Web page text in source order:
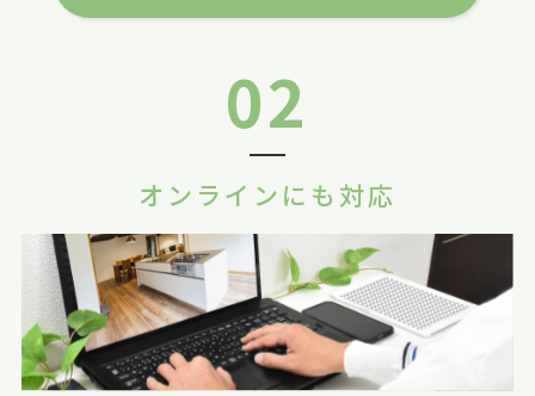
02
オンラインにも対応